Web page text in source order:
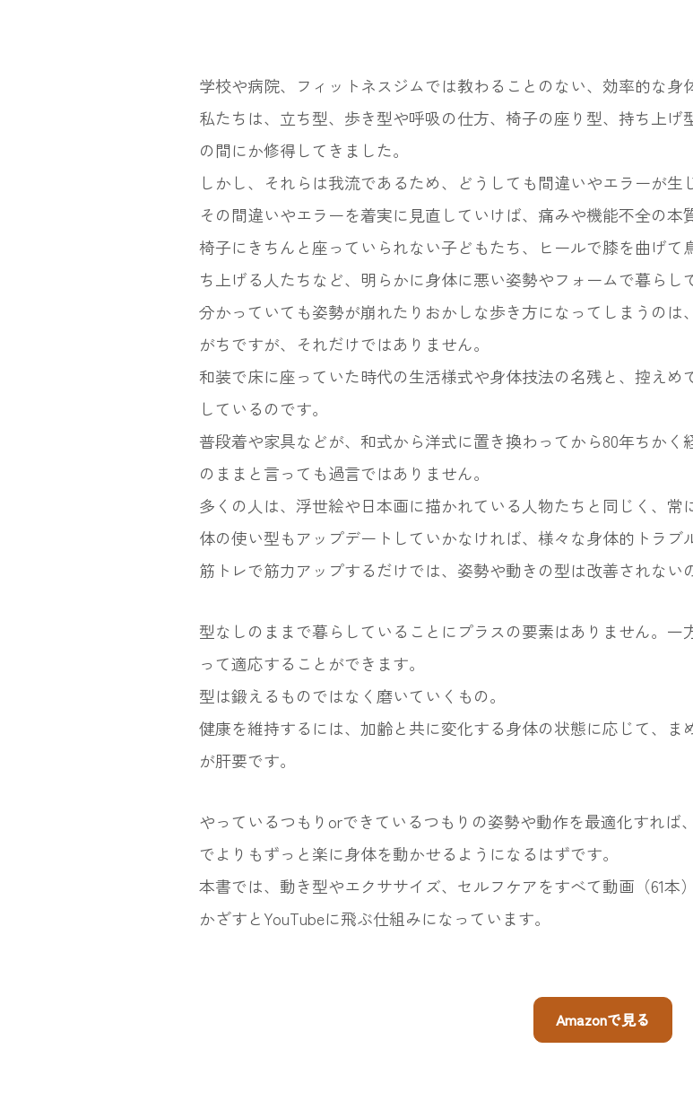
学校や病院、フィットネスジムでは教わることのない、効率的な身
私たちは、立ち型、歩き型や呼吸の仕方、椅子の座り型、持ち上
の間にか修得してきました。
しかし、それらは我流であるため、どうしても間違いやエラーが生
その間違いやエラーを着実に見直していけば、痛みや機能不全の本
椅子にきちんと座っていられない子どもたち、ヒールで膝を曲げ
ち上げる人たちなど、明らかに身体に悪い姿勢やフォームで暮らし
分かっていても姿勢が崩れたりおかしな歩き方になってしまうの
がちですが、それだけではありません。
和装で床に座っていた時代の生活様式や身体技法の名残と、控え
しているのです。
普段着や家具などが、和式から洋式に置き換わってから80年ちか
のままと言っても過言ではありません。
多くの人は、浮世絵や日本画に描かれている人物たちと同じく、
体の使い型もアップデートしていかなければ、様々な身体的トラブ
筋トレで筋力アップするだけでは、姿勢や動きの型は改善されない
型なしのままで暮らしていることにプラスの要素はありません。
って適応することができます。
型は鍛えるものではなく磨いていくもの。
健康を維持するには、加齢と共に変化する身体の状態に応じて、ま
が肝要です。
やっているつもりorできているつもりの姿勢や動作を最適化すれば
でよりもずっと楽に身体を動かせるようになるはずです。
本書では、動き型やエクササイズ、セルフケアをすべて動画（61本
かざすとYouTubeに飛ぶ仕組みになっています。
Amazonで見る